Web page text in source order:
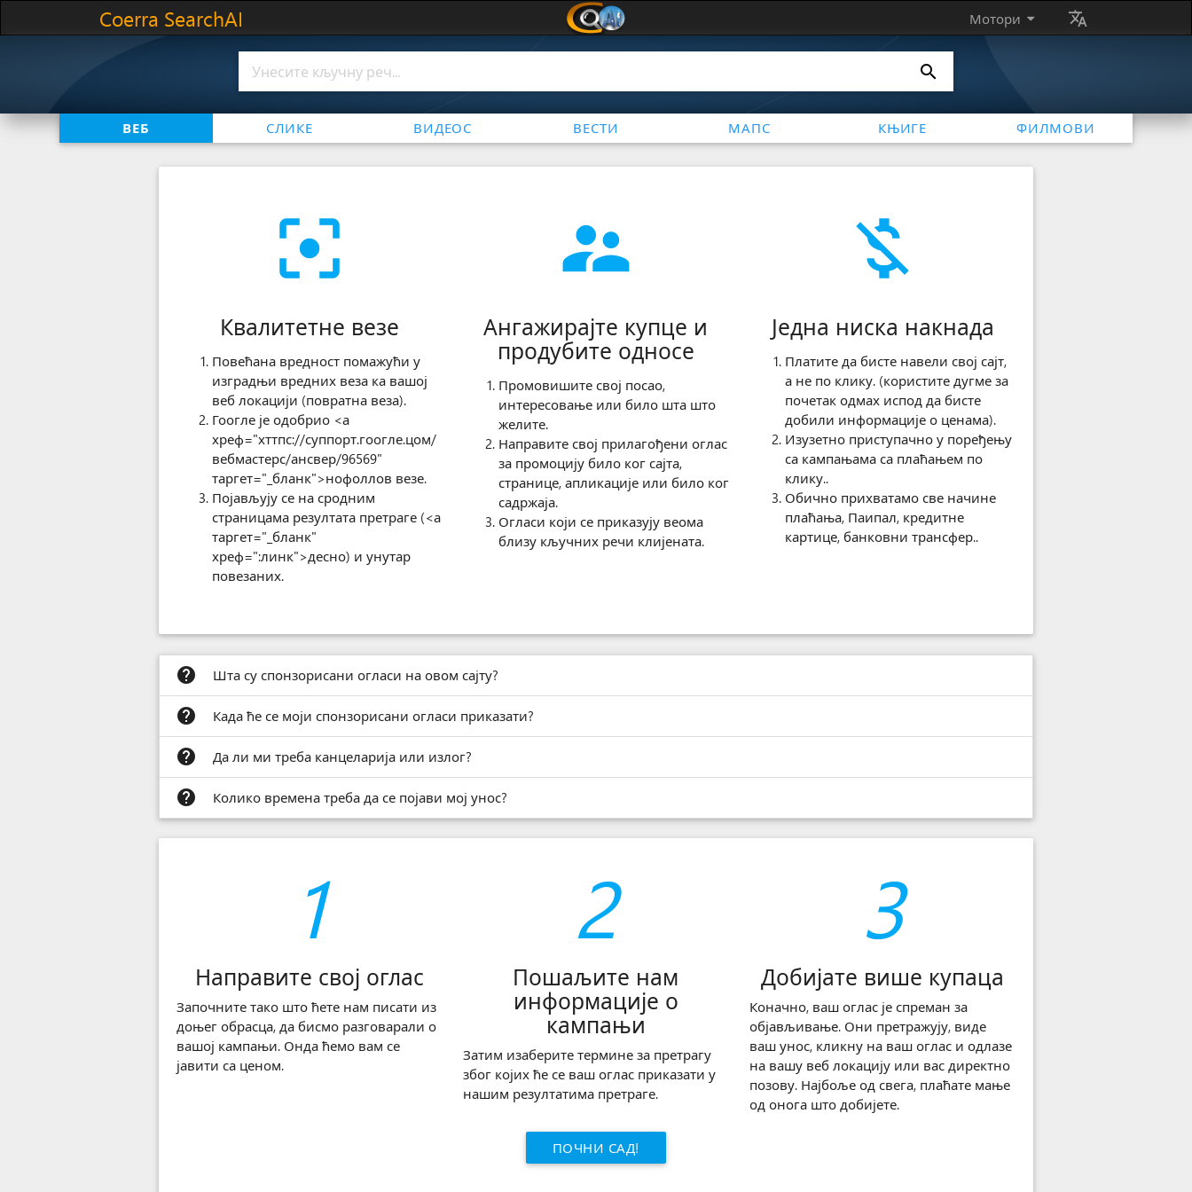
Coerra SearchAI Мотори arrow_drop_down translate
search
ВЕБ СЛИКЕ ВИДЕОС ВЕСТИ МАПС КЊИГЕ ФИЛМОВИ
filter_center_focus
Квалитетне везе
Повећана вредност помажући у
изградњи вредних веза ка вашој
веб локацији (повратна веза).
Гоогле је одобрио <а
хреф="хттпс://суппорт.гоогле.цом/
вебмастерс/ансвер/96569"
таргет="_бланк">нофоллов везе.
Појављују се на сродним
страницама резултата претраге (<а
таргет="_бланк"
хреф=":линк">десно) и унутар
повезаних.
supervisor_account
Ангажирајте купце и
продубите односе
Промовишите свој посао,
интересовање или било шта што
желите.
Направите свој прилагођени оглас
за промоцију било ког сајта,
странице, апликације или било ког
садржаја.
Огласи који се приказују веома
близу кључних речи клијената.
money_off
Једна ниска накнада
Платите да бисте навели свој сајт,
а не по клику. (користите дугме за
почетак одмах испод да бисте
добили информације о ценама).
Изузетно приступачно у поређењу
са кампањама са плаћањем по
клику..
Обично прихватамо све начине
плаћања, Паипал, кредитне
картице, банковни трансфер..
help Шта су спонзорисани огласи на овом сајту?
help Када ће се моји спонзорисани огласи приказати?
help Да ли ми треба канцеларија или излог?
help Колико времена треба да се појави мој унос?
1
Направите свој оглас
Започните тако што ћете нам писати из
доњег обрасца, да бисмо разговарали о
вашој кампањи. Онда ћемо вам се
јавити са ценом.
2
Пошаљите нам
информације о
кампањи
Затим изаберите термине за претрагу
због којих ће се ваш оглас приказати у
нашим резултатима претраге.
3
Добијате више купаца
Коначно, ваш оглас је спреман за
објављивање. Они претражују, виде
ваш унос, кликну на ваш оглас и одлазе
на вашу веб локацију или вас директно
позову. Најбоље од свега, плаћате мање
од онога што добијете.
ПОЧНИ САД!